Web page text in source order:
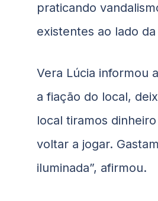
praticando
existentes ao lado
Vera Lúcia informou
a fiação do local,
local tiramos
voltar a jogar.
iluminada”, afirmou.